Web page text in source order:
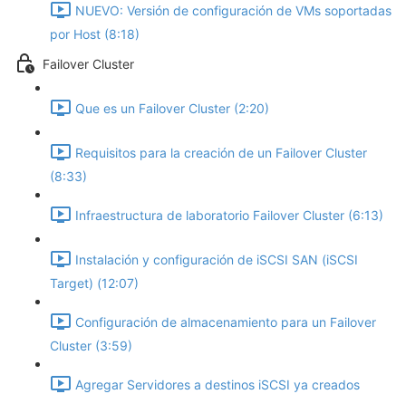
NUEVO: Versión de configuración de VMs soportadas
por Host (8:18)
Failover Cluster
Que es un Failover Cluster (2:20)
Requisitos para la creación de un Failover Cluster
(8:33)
Infraestructura de laboratorio Failover Cluster (6:13)
Instalación y configuración de iSCSI SAN (iSCSI
Target) (12:07)
Configuración de almacenamiento para un Failover
Cluster (3:59)
Agregar Servidores a destinos iSCSI ya creados